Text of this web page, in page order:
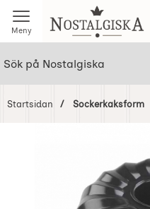
Meny
Startsidan Sockerkaksform